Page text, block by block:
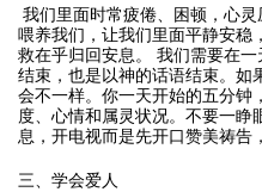
我们里面时常疲倦、困顿，心
喂养我们，让我们里面平静安稳
救在乎归回安息。 我们需要在
结束，也是以神的话语结束。如
会不一样。你一天开始的五分钟
度、心情和属灵状况。不要一
息，开电视而是先开口赞美祷告
三、学会爱人